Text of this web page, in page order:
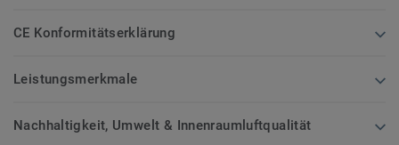
CE Konformitätserklärung
Leistungsmerkmale
Nachhaltigkeit, Umwelt & Innenraumluftqualität